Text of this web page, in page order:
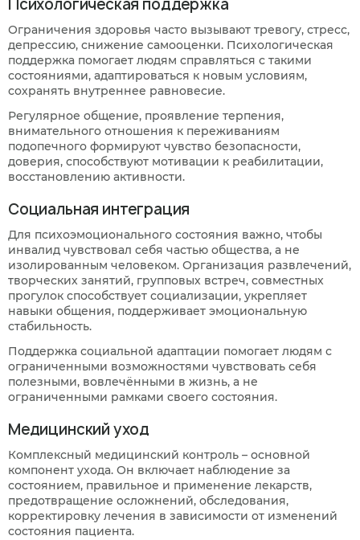
Психологическая поддержка
Ограничения здоровья часто вызывают тревогу, стресс,
депрессию, снижение самооценки. Психологическая
поддержка помогает людям справляться с такими
состояниями, адаптироваться к новым условиям,
сохранять внутреннее равновесие.
Регулярное общение, проявление терпения,
внимательного отношения к переживаниям
подопечного формируют чувство безопасности,
доверия, способствуют мотивации к реабилитации,
восстановлению активности.
Социальная интеграция
Для психоэмоционального состояния важно, чтобы
инвалид чувствовал себя частью общества, а не
изолированным человеком. Организация развлечений,
творческих занятий, групповых встреч, совместных
прогулок способствует социализации, укрепляет
навыки общения, поддерживает эмоциональную
стабильность.
Поддержка социальной адаптации помогает людям с
ограниченными возможностями чувствовать себя
полезными, вовлечёнными в жизнь, а не
ограниченными рамками своего состояния.
Медицинский уход
Комплексный медицинский контроль – основной
компонент ухода. Он включает наблюдение за
состоянием, правильное и применение лекарств,
предотвращение осложнений, обследования,
корректировку лечения в зависимости от изменений
состояния пациента.
Предыдущий вопрос
Следующий вопрос
Нажимая кнопку я соглашаюсьс политикой
конфиденциальностии пользовательским
соглашением
Оставить заявку
Нажимая кнопку я соглашаюсь
конфиденциальностии пользовательским
соглашением
Перезвоните мне
Нажимая кнопку я соглашаюсьс политикой
конфиденциальностии пользовательским
соглашением
Записаться
Нажимая кнопку я соглашаюсьс политикой
конфиденциальностии пользовательским
соглашением
Записаться